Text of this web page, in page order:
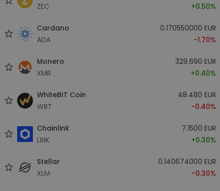
ZEC
+0.50%
Cardano
ADA
0.170550000 EUR
-1.70%
Monero
XMR
329.690 EUR
+0.40%
WhiteBIT Coin
WBT
48.480 EUR
-0.40%
Chainlink
LINK
7.1500 EUR
+0.30%
Stellar
XLM
0.140674000 EUR
-0.30%